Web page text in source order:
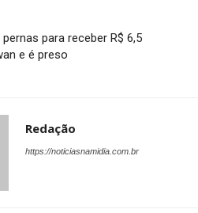
para receber R$ 6,5
e é preso
Redação
https://noticiasnamidia.com.br